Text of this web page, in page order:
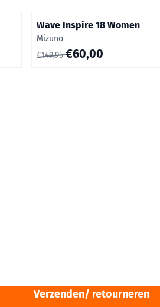
Wave Inspire 18 Women
Merk:
Mizuno
Van 149,95 voor 60,00
€149,95€60,00
Verzenden/ retourneren